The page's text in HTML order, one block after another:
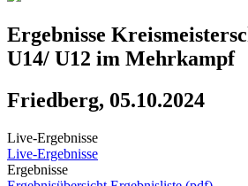
Ergebnisse
U14/ U12 im Mehrkampf
Friedberg, 05.10.2024
Live-Ergebnisse
Live-Ergebnisse
Ergebnisse